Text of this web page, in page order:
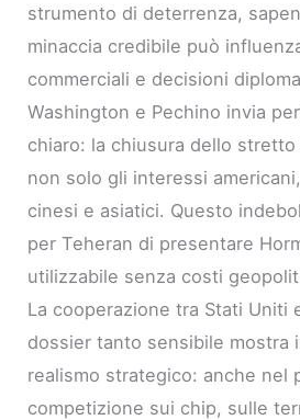
strumento di deterrenza,
minaccia credibile può
commerciali e decisioni
Washington e Pechino invia
chiaro: la chiusura dello
non solo gli interessi
cinesi e asiatici. Questo
per Teheran di presentare
utilizzabile senza costi
La cooperazione tra Stati Uniti
dossier tanto sensibile mostra
realismo strategico: anche nel
competizione sui chip, sulle